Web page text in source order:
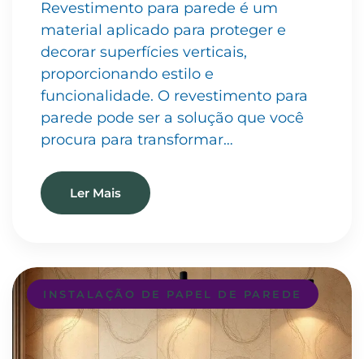
Revestimento para parede é um
material aplicado para proteger e
decorar superfícies verticais,
proporcionando estilo e
funcionalidade. O revestimento para
parede pode ser a solução que você
procura para transformar…
Ler Mais
INSTALAÇÃO DE PAPEL DE PAREDE